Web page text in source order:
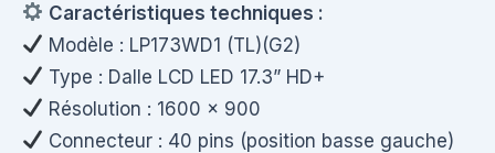
Caractéristiques techniques :
Modèle : LP173WD1 (TL)(G2)
Type : Dalle LCD LED 17.3” HD+
Résolution : 1600 x 900
Connecteur : 40 pins (position basse gauche)